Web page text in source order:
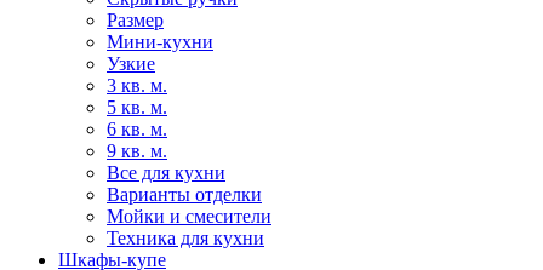
Размер
Мини-кухни
Узкие
3 кв. м.
5 кв. м.
6 кв. м.
9 кв. м.
Все для кухни
Варианты отделки
Мойки и смесители
Техника для кухни
Шкафы-купе